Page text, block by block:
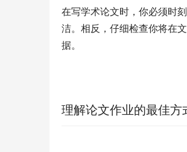
在写学术论文时，你必须时
洁。相反，仔细检查你将在
据。
理解论文作业的最佳方